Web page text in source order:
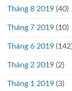
Tháng 8 2019 (40)
Tháng 7 2019 (10)
Tháng 6 2019
Tháng 2 2019 (2)
Tháng 1 2019 (3)